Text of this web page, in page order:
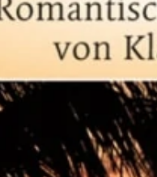
Kids / Piano Junior